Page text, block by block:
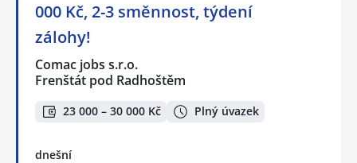
000 Kč, 2-3 směnnost, týdení
zálohy!
Comac jobs s.r.o.
Frenštát pod Radhoštěm
23 000 – 30 000 Kč Plný úvazek
dnešní